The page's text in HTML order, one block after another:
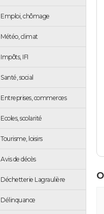
Emploi, chômage
Météo, climat
Impôts, IFI
Santé, social
Entreprises, commerces
Ecoles, scolarité
Tourisme, loisirs
Avis de décès
Déchetterie Lagraulière
Délinquance